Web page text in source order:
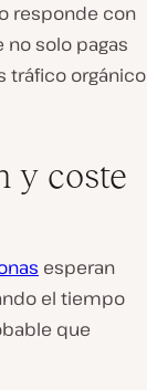
responde con
solo pagas
tráfico orgánico
y coste
esperan
el tiempo
que